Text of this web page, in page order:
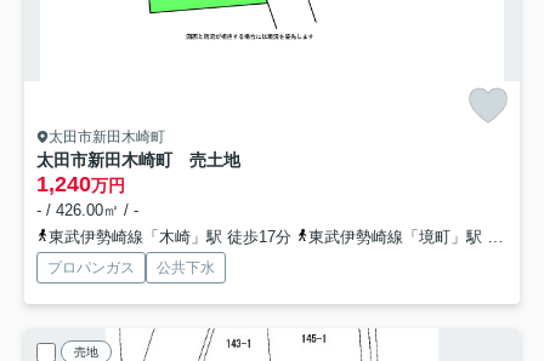
太田市新田木崎町
太田市新田木崎町 売土地
1,240万円
- / 426.00㎡ / -
東武伊勢崎線「木崎」駅 徒歩17分
東武伊勢崎線「境町」駅 徒歩67分
プロパンガス 公共下水
売地